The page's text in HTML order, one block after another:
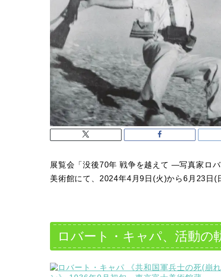
展覧会「没後70年 戦争を越えて —写真家ロ
美術館にて、2024年4月9日(火)から6月23日(
ロバート・キャパ、活動の